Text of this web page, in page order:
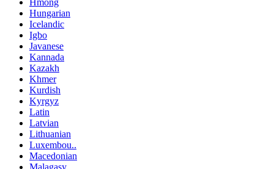
Hmong
Hungarian
Icelandic
Igbo
Javanese
Kannada
Kazakh
Khmer
Kurdish
Kyrgyz
Latin
Latvian
Lithuanian
Luxembou..
Macedonian